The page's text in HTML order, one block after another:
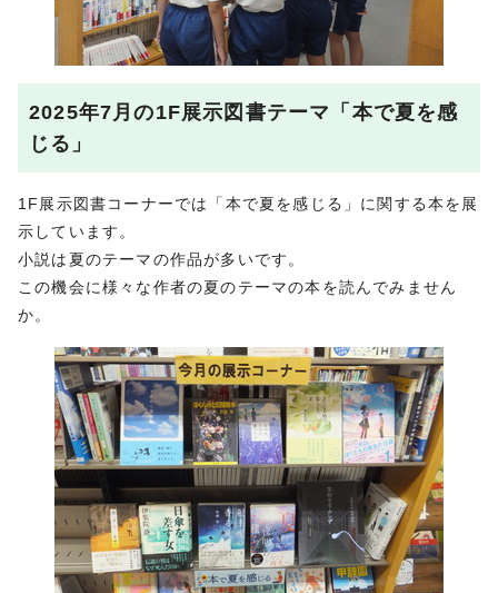
2025年7月の1F展示図書テーマ「本で夏を感
じる」
1F展示図書コーナーでは「本で夏を感じる」に関する本を展
示しています。
小説は夏のテーマの作品が多いです。
この機会に様々な作者の夏のテーマの本を読んでみません
か。